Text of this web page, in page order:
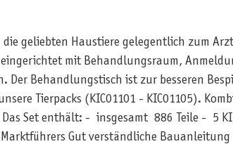
geliebten Haustiere gelegentlich zum
mit Behandlungsraum,
Behandlungstisch ist zur besseren
Tierpacks (KIC01101 - KIC01105).
Set enthält: - insgesamt 886 Teile - 5
Gut verständliche